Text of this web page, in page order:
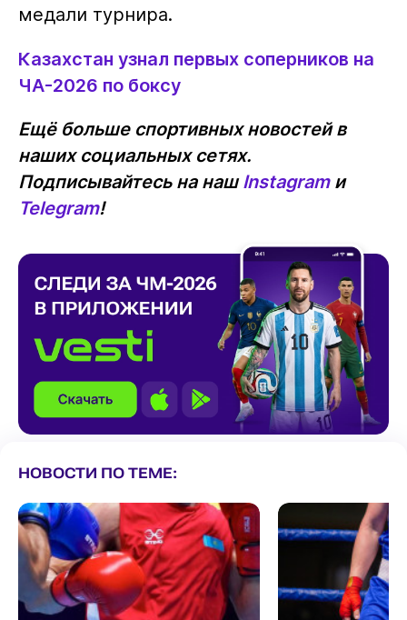
медали турнира.
Казахстан узнал первых соперников на
ЧА-2026 по боксу
Ещё больше спортивных новостей в
наших социальных сетях.
Подписывайтесь на нашInstagramи
Telegram!
НОВОСТИ ПО ТЕМЕ: